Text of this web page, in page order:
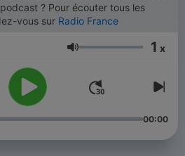
vous sur Radio France
Głośność 1 x
00:00